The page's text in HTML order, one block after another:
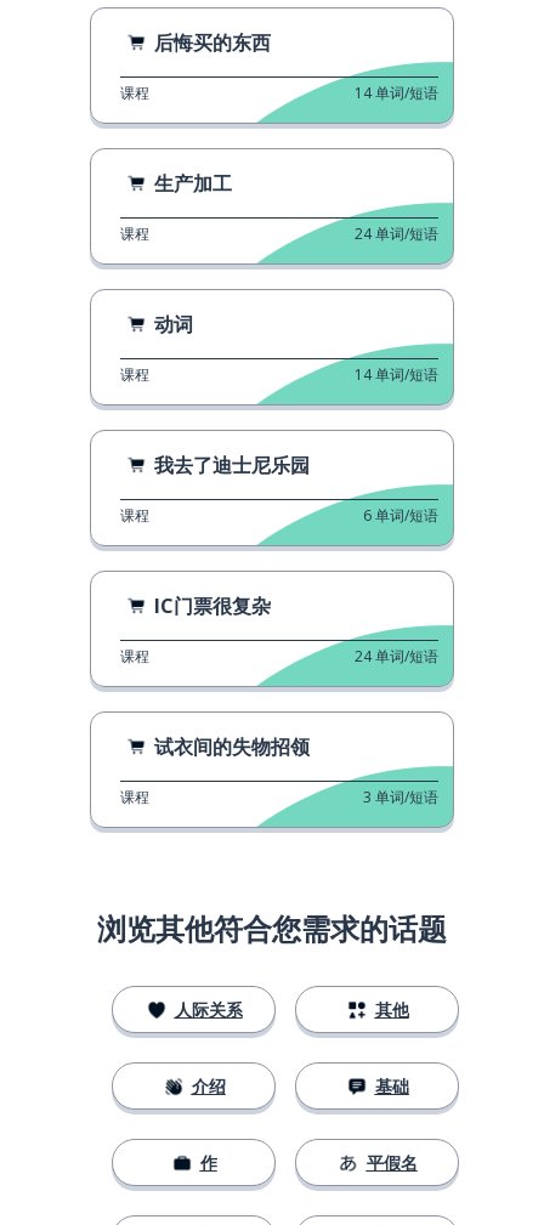
后悔买的东西
课程 14单词/短语
生产加工
课程 24单词/短语
动词
课程 14单词/短语
我去了迪士尼乐园
课程 6单词/短语
IC门票很复杂
课程 24单词/短语
试衣间的失物招领
课程 3 单词/短语
浏览其他符合您需求的话题
人际关系
介绍
作
其他
基础
平假名